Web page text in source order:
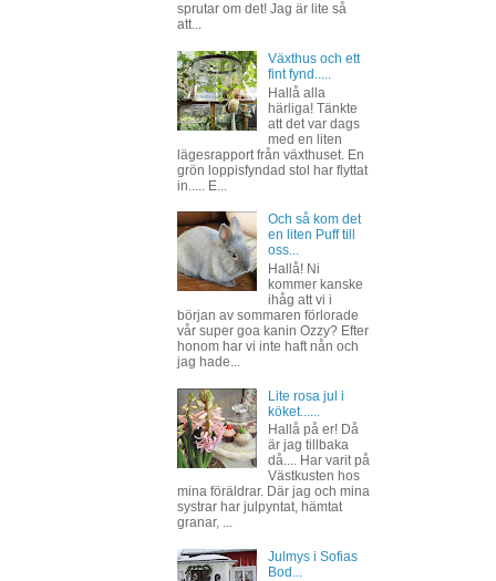
sprutar om det! Jag är lite så
att...
Växthus och ett
fint fynd.....
Hallå alla
härliga! Tänkte
att det var dags
med en liten
lägesrapport från växthuset. En
grön loppisfyndad stol har flyttat
in..... E...
Och så kom det
en liten Puff till
oss...
Hallå! Ni
kommer kanske
ihåg att vi i
början av sommaren förlorade
vår super goa kanin Ozzy? Efter
honom har vi inte haft nån och
jag hade...
Lite rosa jul i
köket......
Hallå på er! Då
är jag tillbaka
då.... Har varit på
Västkusten hos
mina föräldrar. Där jag och mina
systrar har julpyntat, hämtat
granar, ...
Julmys i Sofias
Bod...